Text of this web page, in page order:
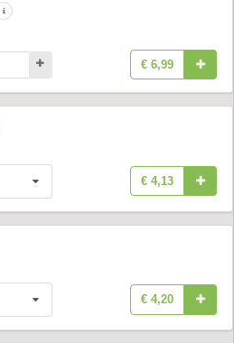
€ 6,99
€ 4,13
€ 4,20